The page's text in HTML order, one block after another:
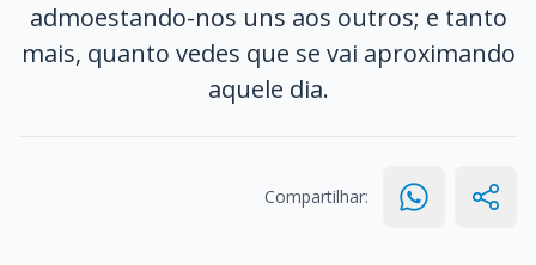
admoestando-nos uns aos outros; e tanto
mais, quanto vedes que se vai aproximando
aquele dia.
Compartilhar: